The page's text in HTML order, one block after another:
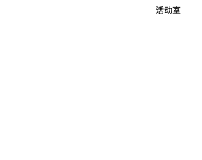
活动室